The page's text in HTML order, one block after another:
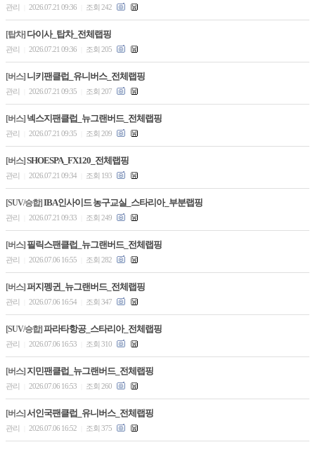
관리 2026.07.21 09:36 조회 242
[탑차] 다이사_탑차_전체랩핑
관리 2026.07.21 09:36 조회 205
[버스] 니키팬클럽_유니버스_전체랩핑
관리 2026.07.21 09:35 조회 207
[버스] 넥스지팬클럽_뉴그랜버드_전체랩핑
관리 2026.07.21 09:35 조회 209
[버스] SHOESPA_FX120_전체랩핑
관리 2026.07.21 09:34 조회 193
[SUV/승합] IBA인사이드 농구교실_스타리아_부분랩핑
관리 2026.07.21 09:33 조회 249
[버스] 필릭스팬클럽_뉴그랜버드_전체랩핑
관리 2026.07.06 16:55 조회 282
[버스] 퍼지펭귄_뉴그랜버드_전체랩핑
관리 2026.07.06 16:54 조회 347
[SUV/승합] 파라타항공_스타리아_전체랩핑
관리 2026.07.06 16:53 조회 310
[버스] 지민팬클럽_뉴그랜버드_전체랩핑
관리 2026.07.06 16:53 조회 260
[버스] 서인국팬클럽_유니버스_전체랩핑
관리 2026.07.06 16:52 조회 375